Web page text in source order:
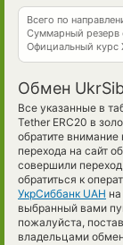
Всего по
Суммарный резерв
Официальный курс
Обмен
Все указанные в
Tether ERC20 в
обратите
перехода на сайт
совершили
обратиться к
УкрСиббанк UAH на
выбранный вами
пожалуйста,
владельцами